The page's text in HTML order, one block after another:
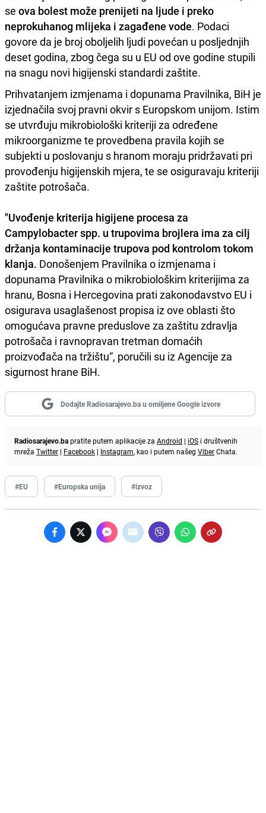
se ova bolest može prenijeti na ljude i preko
neprokuhanog mlijeka i zagađene vode. Podaci
govore da je broj oboljelih ljudi povećan u posljednjih
deset godina, zbog čega su u EU od ove godine stupili
na snagu novi higijenski standardi zaštite.
Prihvatanjem izmjenama i dopunama Pravilnika, BiH je
izjednačila svoj pravni okvir s Europskom unijom. Istim
se utvrđuju mikrobiološki kriteriji za određene
mikroorganizme te provedbena pravila kojih se
subjekti u poslovanju s hranom moraju pridržavati pri
provođenju higijenskih mjera, te se osiguravaju kriteriji
zaštite potrošača.
"Uvođenje kriterija higijene procesa za
Campylobacter spp. u trupovima brojlera ima za cilj
držanja kontaminacije trupova pod kontrolom tokom
klanja. Donošenjem Pravilnika o izmjenama i
dopunama Pravilnika o mikrobiološkim kriterijima za
hranu, Bosna i Hercegovina prati zakonodavstvo EU i
osigurava usaglašenost propisa iz ove oblasti što
omogućava pravne preduslove za zaštitu zdravlja
potrošača i ravnopravan tretman domaćih
proizvođača na tržištu“, poručili su iz Agencije za
sigurnost hrane BiH.
Dodajte Radiosarajevo.ba u omiljene Google izvore
Radiosarajevo.bapratite putem aplikacije za Android | iOS i društvenih
mreža Twitter | Facebook | Instagram, kao i putem našeg ViberChata.
#EU #Europska unija #izvoz